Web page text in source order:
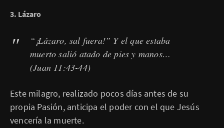
3. Lázaro
“¡Lázaro, sal fuera!” Y el que estaba
muerto salió atado de pies y manos…
(Juan 11:43-44)
Este milagro, realizado pocos días antes de su
propia Pasión, anticipa el poder con el que Jesús
vencería la muerte.